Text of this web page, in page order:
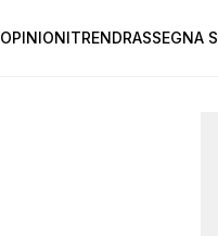
OPINIONITRENDRASSEGNA